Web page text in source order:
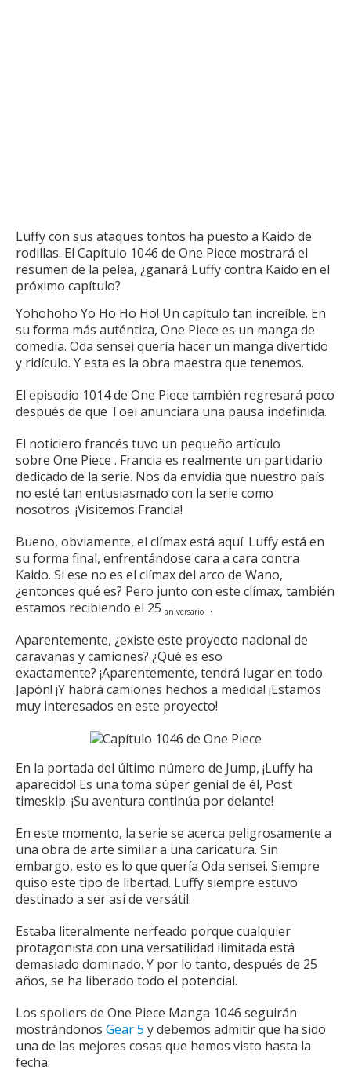
Luffy con sus ataques tontos ha puesto a Kaido de
rodillas. El Capítulo 1046 de One Piece mostrará el
resumen de la pelea, ¿ganará Luffy contra Kaido en el
próximo capítulo?
Yohohoho Yo Ho Ho Ho! Un capítulo tan increíble. En
su forma más auténtica, One Piece es un manga de
comedia. Oda sensei quería hacer un manga divertido
y ridículo. Y esta es la obra maestra que tenemos.
El episodio 1014de One Piece también regresará poco
después de que Toei anunciara una pausa indefinida.
El noticiero francés tuvo un pequeño artículo
sobre One Piece . Francia es realmente un partidario
dedicado de la serie. Nos da envidia que nuestro país
no esté tan entusiasmado con la serie como
nosotros. ¡Visitemos Francia!
Bueno, obviamente, el clímax está aquí. Luffy está en
su forma final, enfrentándose cara a cara contra
Kaido. Si ese no es el clímax del arco de Wano,
¿entonces qué es? Pero junto con este clímax, también
estamos recibiendo el 25 aniversario .
Aparentemente, ¿existe este proyecto nacional de
caravanas y camiones? ¿Qué es eso
exactamente? ¡Aparentemente, tendrá lugar en todo
Japón! ¡Y habrá camiones hechos a medida! ¡Estamos
muy interesados ​​en este proyecto!
En la portada del último número de Jump, ¡Luffy ha
aparecido! Es una toma súper genial de él, Post
timeskip. ¡Su aventura continúa por delante!
En este momento, la serie se acerca peligrosamente a
una obra de arte similar a una caricatura. Sin
embargo, esto es lo que quería Oda sensei. Siempre
quiso este tipo de libertad. Luffy siempre estuvo
destinado a ser así de versátil.
Estaba literalmente nerfeado porque cualquier
protagonista con una versatilidad ilimitada está
demasiado dominado. Y por lo tanto, después de 25
años, se ha liberado todo el potencial.
Los spoilers de One Piece Manga 1046 seguirán
mostrándonos Gear 5 y debemos admitir que ha sido
una de las mejores cosas que hemos visto hasta la
fecha.